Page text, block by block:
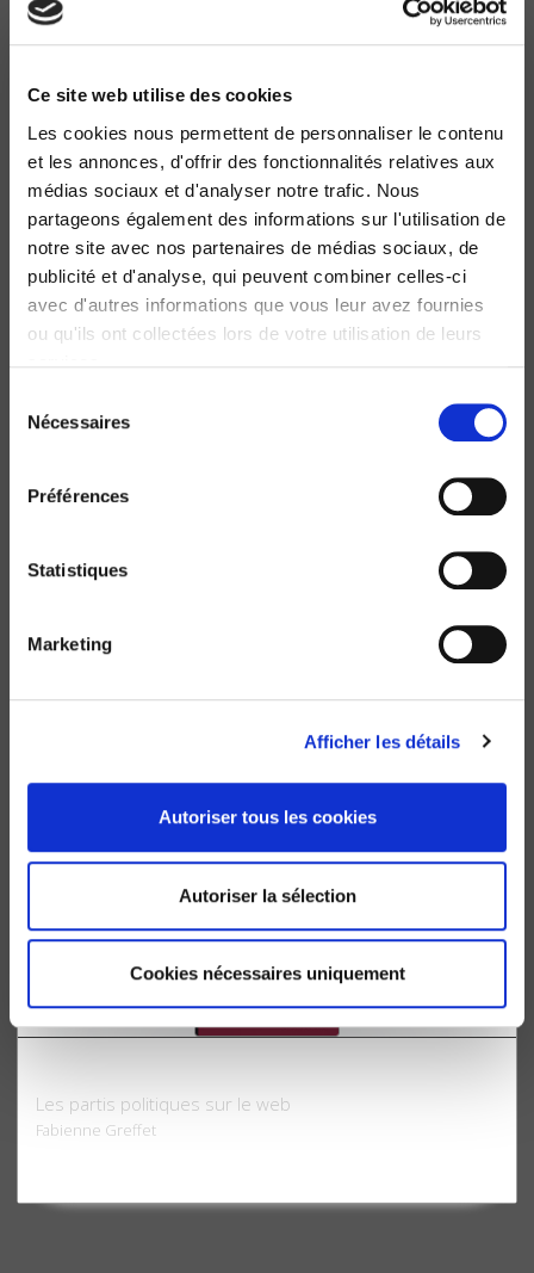
Ce site web utilise des cookies
Les cookies nous permettent de personnaliser le contenu
et les annonces, d'offrir des fonctionnalités relatives aux
médias sociaux et d'analyser notre trafic. Nous
partageons également des informations sur l'utilisation de
notre site avec nos partenaires de médias sociaux, de
publicité et d'analyse, qui peuvent combiner celles-ci
avec d'autres informations que vous leur avez fournies
ou qu'ils ont collectées lors de votre utilisation de leurs
Nécessaires
Préférences
Statistiques
Marketing
Afficher les détails
Autoriser tous les cookies
Autoriser la sélection
Cookies nécessaires uniquement
Culture numérique
Dominique Cardon
Médiactivistes
Dominique Cardon, Fabien Granjon
Les partis politiques sur le web
Fabienne Greffet